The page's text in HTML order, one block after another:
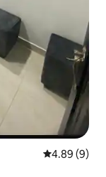
Calificación
4.89 (9)